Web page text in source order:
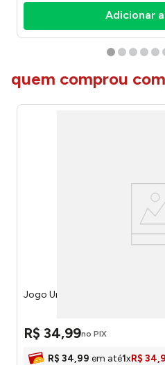
Adicionar
quem comprou
Jogo Uno Liar's JLH43 - Mattel
R$ 34,99no PIX
R$ 34,99 em até1xR$ 34,